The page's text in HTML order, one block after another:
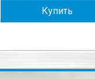
Купить